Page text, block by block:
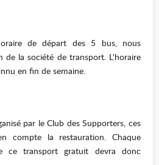
de départ des 5 bus, nous
de la société de transport. L'horaire
en fin de semaine.
par le Club des Supporters, ces
compte la restauration. Chaque
ce transport gratuit devra donc